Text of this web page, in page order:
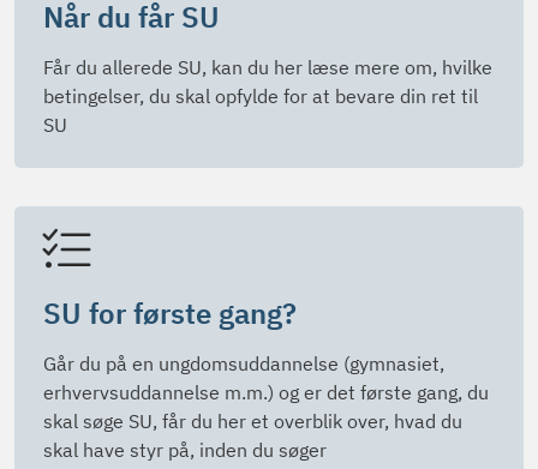
Når du får SU
Får du allerede SU, kan du her læse mere om, hvilke
betingelser, du skal opfylde for at bevare din ret til
SU
SU for første gang?
Går du på en ungdomsuddannelse (gymnasiet,
erhvervsuddannelse m.m.) og er det første gang, du
skal søge SU, får du her et overblik over, hvad du
skal have styr på, inden du søger